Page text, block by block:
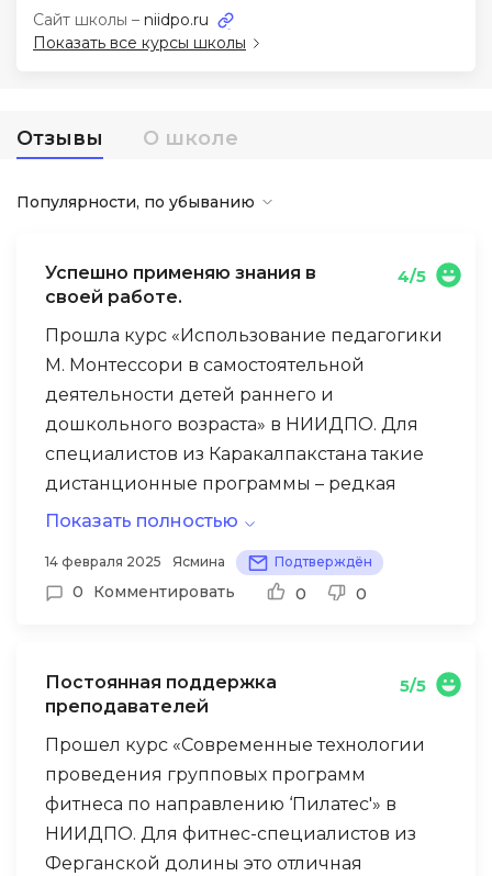
Показать все курсы школы
Отзывы О школе
Сайт школы – niidpo.ru
Популярности, по убыванию
Успешно применяю знания в
своей работе.
4/5
Прошла курс «Использование педагогики
М. Монтессори в самостоятельной
деятельности детей раннего и
дошкольного возраста» в НИИДПО. Для
специалистов из Каракалпакстана такие
дистанционные программы – редкая
возможность получить доступ к
методикам.
Преподаватели курса демонстрируют
высокий уровень компетентности и
принципы Монтессори для детских садов
с многонациональным составом
воспитанников (в нашем регионе это
казахи, туркмены).
После шести месяцев применения
адаптированной методики мы наблюдали
впечатляющие результаты – улучшилась
социализация детей разных
Показать полностью
14 февраля 2025 Ясмина Подтверждён
0 Комментировать 0 0
Постоянная поддержка
преподавателей
5/5
Прошел курс «Современные технологии
проведения групповых программ
фитнеса по направлению ‘Пилатес'» в
НИИДПО. Для фитнес-специалистов из
Ферганской долины это отличная
Детям
Акции и промокоды